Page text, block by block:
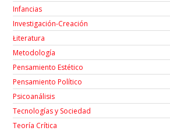
Infancias
Investigación-Creación
Łiteratura
Metodología
Pensamiento Estético
Pensamiento Político
Psicoanálisis
Tecnologías y Sociedad
Teoría Crítica